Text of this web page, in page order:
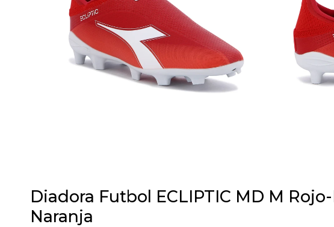
Diadora Futbol ECLIPTIC MD M
Naranja